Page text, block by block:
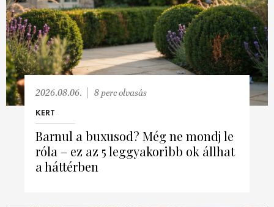
Barnul a buxusod? Még ne mondj le
róla – ez az 5 leggyakoribb ok állhat
a háttérben
2026.08.06. 8 perc olvasás
KERT